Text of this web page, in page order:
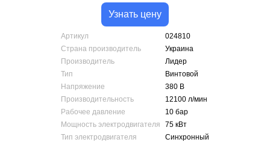
Узнать цену
Артикул
024810
Страна производитель
Украина
Производитель
Лидер
Тип
Винтовой
Напряжение
380 В
Производительность
12100 л/мин
Рабочее давление
10 бар
Мощность электродвигателя
75 кВт
Тип электродвигателя
Синхронный